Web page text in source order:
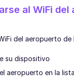
al WiFi del
del aeropuerto de
su dispositivo
aeropuerto en la